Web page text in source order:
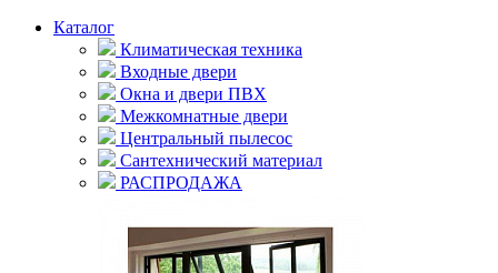
Каталог
Климатическая техника
Входные двери
Окна и двери ПВХ
Межкомнатные двери
Центральный пылесос
Сантехнический материал
РАСПРОДАЖА